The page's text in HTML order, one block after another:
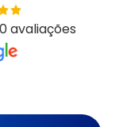
avaliações